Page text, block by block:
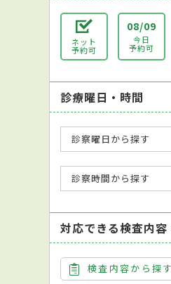
ネット
予約可
08/09
今日
予約可
診療曜日・時間
診察曜日から探す
診察時間から探す
対応できる検査内容
検査内容から探す